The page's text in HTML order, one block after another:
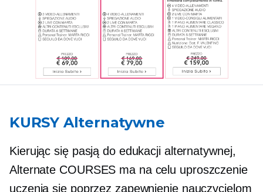
KURSY Alternatywne
Kierując się pasją do edukacji alternatywnej,
Alternate COURSES ma na celu uproszczenie
uczenia się poprzez zapewnienie nauczycielom